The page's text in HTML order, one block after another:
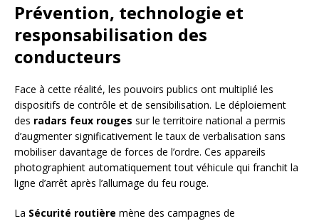
Prévention, technologie et
responsabilisation des
conducteurs
Face à cette réalité, les pouvoirs publics ont multiplié les
dispositifs de contrôle et de sensibilisation. Le déploiement
des radars feux rouges sur le territoire national a permis
d’augmenter significativement le taux de verbalisation sans
mobiliser davantage de forces de l’ordre. Ces appareils
photographient automatiquement tout véhicule qui franchit la
ligne d’arrêt après l’allumage du feu rouge.
La Sécurité routière mène des campagnes de